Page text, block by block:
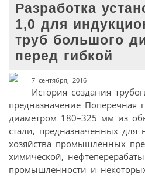
Разработка
1,0 для
труб большого
перед гибкой
7 сентября, 2016
История создания
предназначение Поперечная
диаметром 180–325 мм из
стали, предназначенных для
хозяйства промышленных
химической,
промышленности и